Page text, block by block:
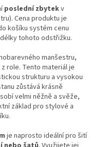
poslední zbytekv
Cena produktu je
košíku systém cenu
tohoto odstřižku.
manšestru,
role. Tento materiál je
strukturu a vysokou
zůstává krásně
velmi něžně a svěže,
základ pro stylové a
je naprosto ideální pro šití